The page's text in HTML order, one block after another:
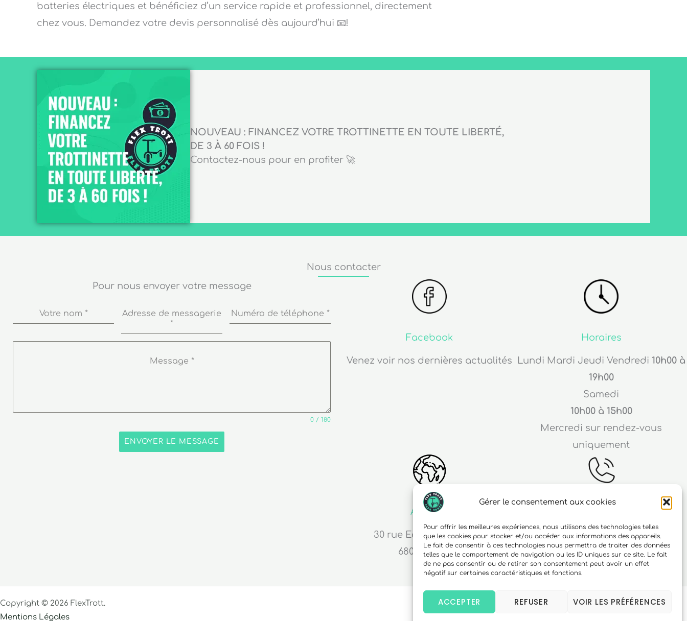
Gérer le consentement aux cookies
Pour offrir les meilleures expériences, nous utilisons des technologies telles
que les cookies pour stocker et/ou accéder aux informations des appareils.
Le fait de consentir à ces technologies nous permettra de traiter des données
telles que le comportement de navigation ou les ID uniques sur ce site. Le fait
de ne pas consentir ou de retirer son consentement peut avoir un effet
négatif sur certaines caractéristiques et fonctions.
ACCEPTER REFUSER VOIR LES PRÉFÉRENCES
batteries électriques et bénéficiez d’un service rapide et professionnel, directement
chez vous. Demandez votre devis personnalisé dès aujourd’hui 📧!
NOUVEAU : FINANCEZ VOTRE TROTTINETTE EN TOUTE LIBERTÉ,
DE 3 À 60 FOIS !
Contactez-nous pour en profiter 🚀
Nous contacter
Pour nous envoyer votre message
Votre nom *
Adresse de messagerie
*
Numéro de téléphone *
Message *
0 / 180
ENVOYER LE MESSAGE
Facebook
Venez voir nos dernières actualités
Horaires
Lundi Mardi Jeudi Vendredi 10h00 à
19h00
Samedi
10h00 à 15h00
Mercredi sur rendez-vous
uniquement
Adresse
30 rue Edouard Richard
68000 Colmar
06 10 15 90 23
Copyright © 2026 FlexTrott.
Mentions Légales